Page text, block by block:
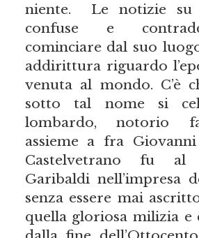
niente. Le notizie
confuse e
cominciare dal suo
addirittura riguardo
venuta al mondo. C’è
sotto tal nome si
lombardo, notorio
assieme a fra
Castelvetrano fu
Garibaldi nell’impresa
senza essere mai
quella gloriosa milizia e